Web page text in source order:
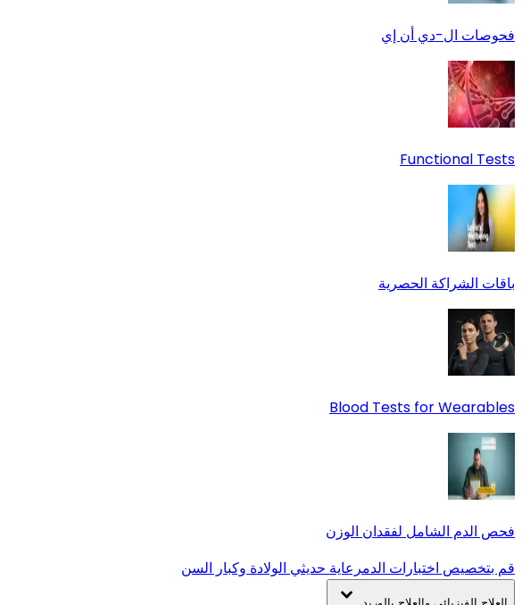
فحوصات ال-دي أن إي
Functional Tests
باقات الشراكة الحصرية
Blood Tests for Wearables
فحص الدم الشامل لفقدان الوزن
قم بتخصيص اختبارات الدمرعاية حديثي الولادة وكبار السن